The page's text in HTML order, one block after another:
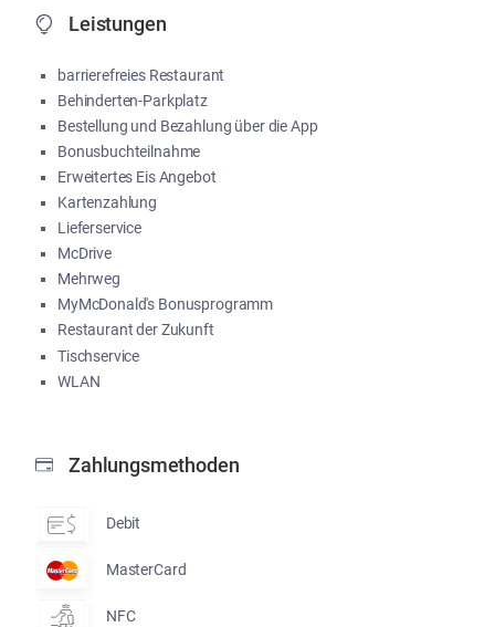
Leistungen
barrierefreies Restaurant
Behinderten-Parkplatz
Bestellung und Bezahlung über die App
Bonusbuchteilnahme
Erweitertes Eis Angebot
Kartenzahlung
Lieferservice
McDrive
Mehrweg
MyMcDonald's Bonusprogramm
Restaurant der Zukunft
Tischservice
WLAN
Zahlungsmethoden
Debit
MasterCard
NFC